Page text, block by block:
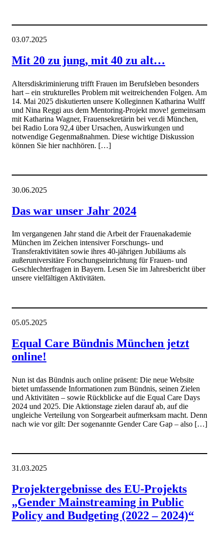
03.07.2025
Mit 20 zu jung, mit 40 zu alt…
Altersdiskriminierung trifft Frauen im Berufsleben besonders
hart – ein strukturelles Problem mit weitreichenden Folgen. Am
14. Mai 2025 diskutierten unsere Kolleginnen Katharina Wulff
und Nina Reggi aus dem Mentoring-Projekt move! gemeinsam
mit Katharina Wagner, Frauensekretärin bei ver.di München,
bei Radio Lora 92,4 über Ursachen, Auswirkungen und
notwendige Gegenmaßnahmen. Diese wichtige Diskussion
können Sie hier nachhören. […]
30.06.2025
Das war unser Jahr 2024
Im vergangenen Jahr stand die Arbeit der Frauenakademie
München im Zeichen intensiver Forschungs- und
Transferaktivitäten sowie ihres 40-jährigen Jubiläums als
außeruniversitäre Forschungseinrichtung für Frauen- und
Geschlechterfragen in Bayern. Lesen Sie im Jahresbericht über
unsere vielfältigen Aktivitäten.
05.05.2025
Equal Care Bündnis München jetzt
online!
Nun ist das Bündnis auch online präsent: Die neue Website
bietet umfassende Informationen zum Bündnis, seinen Zielen
und Aktivitäten – sowie Rückblicke auf die Equal Care Days
2024 und 2025. Die Aktionstage zielen darauf ab, auf die
ungleiche Verteilung von Sorgearbeit aufmerksam macht. Denn
nach wie vor gilt: Der sogenannte Gender Care Gap – also […]
31.03.2025
Projektergebnisse des EU-Projekts
„Gender Mainstreaming in Public
Policy and Budgeting (2022 – 2024)“